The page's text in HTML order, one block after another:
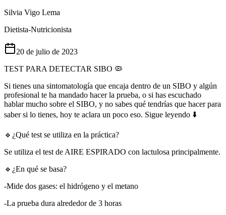
Silvia Vigo Lema
Dietista-Nutricionista
20 de julio de 2023
TEST PARA DETECTAR SIBO 🦠
Si tienes una sintomatología que encaja dentro de un SIBO y algún
profesional te ha mandado hacer la prueba, o si has escuchado
hablar mucho sobre el SIBO, y no sabes qué tendrías que hacer para
saber si lo tienes, hoy te aclara un poco eso. Sigue leyendo ⬇️
🔹¿Qué test se utiliza en la práctica?
Se utiliza el test de AIRE ESPIRADO con lactulosa principalmente.
🔹¿En qué se basa?
-Mide dos gases: el hidrógeno y el metano
-La prueba dura alrededor de 3 horas